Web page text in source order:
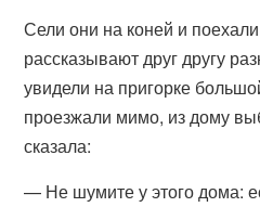
Сели они на коней и
рассказывают друг другу
увидели на пригорке
проезжали мимо, из дому
сказала:
— Не шумите у этого дома: